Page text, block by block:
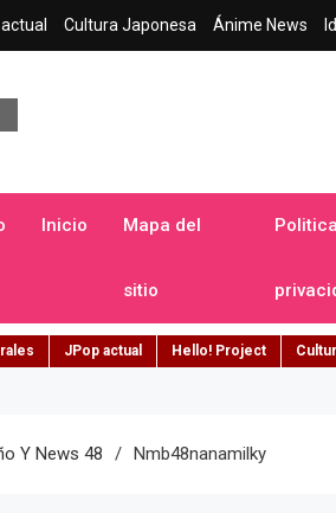
Cultura Japonesa Ánime News
Inicio Mapa del
sitio
JPop actual Hello! Project
Y News 48 Nmb48nanamilky